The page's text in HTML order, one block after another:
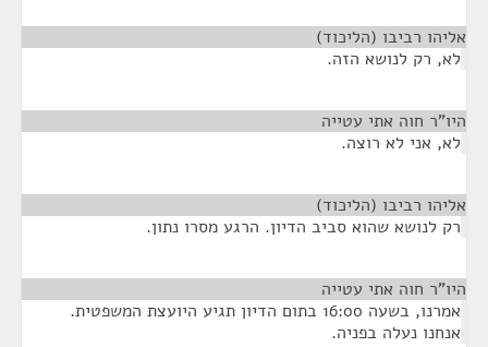
אליהו רביבו (הליכוד)
לא, רק לנושא הזה.
היו"ר חוה אתי עטייה
לא, אני לא רוצה.
אליהו רביבו (הליכוד)
רק לנושא שהוא סביב הדיון. הרגע מסרו נתון.
היו"ר חוה אתי עטייה
אמרנו, בשעה 16:00 בתום הדיון תגיע היועצת המשפטית.
אנחנו נעלה בפניה.